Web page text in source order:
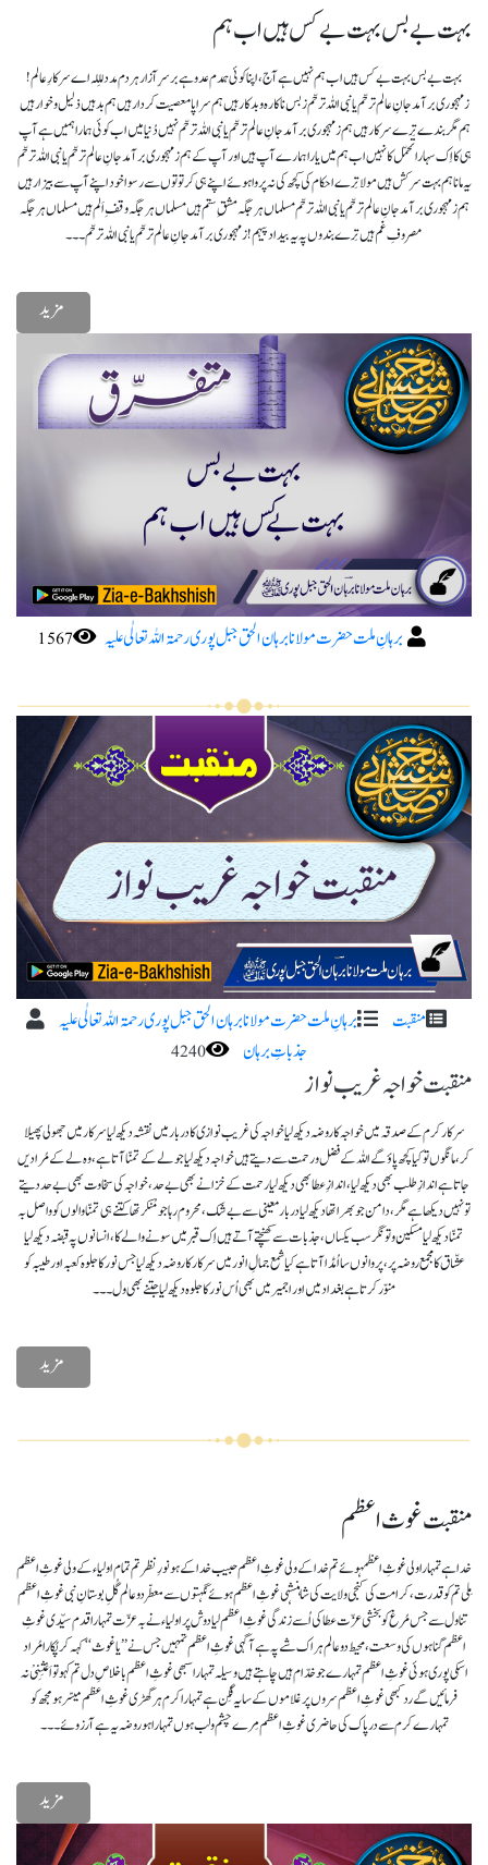
بہت بے بس بہت بے کس ہیں اب ہم
بہت بے بس بہت بے کس ہیں اب ہم نہیں ہے آج، اپنا کوئی ہمدم عدو ہے برسرِ آزار ہر دم مدد لِللہ اے سرکارِ عالم!
زمہجوری بر آمد جانِ عالم ترحّم یانبی اللہ ترحّم زبس ناکارہ و بدکار ہیں ہم سراپا معصیت کردار ہیں ہم بد ہیں ذلیل و خوار ہیں
ہم مگر بندے تِرے سرکار ہیں ہم زمہجوری بر آمد جانِ عالم ترحّم یانبی اللہ ترحّم نہیں دُنیا میں اب کوئی ہمارا ہمیں ہے آپ
ہی کا اِک سہارا تحمّل کا نہیں اب ہم میں یارا ہمارے آپ ہیں اور آپ کے ہم زمہجوری بر آمد جانِ عالم ترحّم یانبی اللہ ترحّم
یہ مانا ہم بہت سرکش ہیں مولا تِرے احکام کی کچھ کی نہ پروا ہوئے اپنے ہی کرتوتوں سے رسوا خود اپنے آپ سے بیزار ہیں
ہم زمہجوری بر آمد جانِ عالم ترحّم یانبی اللہ ترحّم مسلماں ہر جگہ مشقِ ستم ہیں مسلماں ہر جگہ وقفِ اَلم ہیں مسلماں ہر جگہ
مصروفِ غم ہیں تِرے بندوں پہ یہ بیداد پیہم! زمہجوری بر آمد جانِ عالم ترحّم یانبی اللہ ترحّم۔۔۔
مزید
برہانِ ملت حضرت مولانا برہان الحق جبل پوری رحمۃ اللہ تعا لٰی علیہ
منقبت
برہانِ ملت حضرت مولانا برہان الحق جبل پوری رحمۃ اللہ تعا لٰی علیہ
جذباتِ برہان
4240
منقبت خواجہ غریب نواز
سرکار کرم کے صدقہ میں خواجہ کا روضہ دیکھ لیا خواجہ کی غریب نوازی کا دربار میں نقشہ دیکھ لیا سرکار میں جھولی پھیلا
کر، مانگوں تو کیا کچھ پاؤ گے اللہ کے فضل و رحمت سے دیتے ہیں خواجہ دیکھ لیا جو لے کے تمنّا آتا ہے، وہ لے کے مُرادیں
جاتا ہے اندازِ طلب بھی دیکھ لیا، اندازِ عطا بھی دیکھ لیا رحمت کے خزانے بھی بے حد، خواجہ کی سخاوت بھی بے حد دیتے
تو نہیں دیکھا ہے مگر، دامن جو بھرا تھا دیکھ لیا دربار معینی سے بے شک، محروم رہا جو مُنکر تھا کتنے ہی تمنّا والوں کو واصل بہ
تمنّا دیکھ لیا مسکین و تونگر سب یکساں، جذبات سے کھنچتے آتے ہیں اِک قبر میں سونے والے کا، انسانوں پہ قبضہ دیکھ لیا
عشّاق کا مجمع روضہ پر، پروانوں سا اُمڈا آتا ہے کیا شمع جمالِ انور میں سرکار کا روضہ دیکھ لیا جس نور کا جلوہ کعبہ اور طیبہ کو
منوّر کرتا ہے بغداد میں اور اجمیر میں بھی اُس نور کا جلوہ دیکھ لیا جتنے بھی ول۔۔۔
مزید
منقبت غوث اعظم
خدا ہے تمہارا ولی غوثِ اعظمہوئے تم خدا کے ولی غوثِ اعظم حبیب خدا کے ہو نورِ نظر تم تمام اولیاء کے ولی غوثِ اعظم
مِلی تم کو قدرت، کرامت کی کنجی ولایت کی شاہنشہی غوثِ اعظم ہوئے نگہتوں سے معطّر دو عالم گُلِ بوستانِ نبی غوثِ اعظم
تناول سے جس مُرغ کو بخشی عزّت عطا کی اُسے زندگی غوثِ اعظم لیا دوش پر اولیاء نے بہ عزّت تمہارا قدم سیّدی غوثِ
اعظم گناہوں کی وسعت، محیط دو عالم ہر اک شے پہ ہے آگہی غوثِ اعظم تمہیں جس نے ’’یا غوث‘‘ کہہ کر پُکارا مُراد
اسکی پوری ہوئی غوثِ اعظم تمہارے جو خدّام ہیں چاہتے ہیں وسیلہ تمہارا سبھی غوثِ اعظم با خلاصِ دل تم کہو تو اَغثِنِیْ نہ
فرمائیں گے رد کبھی غوثِ اعظم سروں پر غلاموں کے سایہ فِگن ہے تمہارا کرم ہر گھڑی غوثِ اعظم میسّر ہو مجھ کو
تمہارے کرم سے در پاک کی حاضری غوثِ اعظم مِرے چشم و لب ہوں تمہارا ہو روضہ یہ ہے آرزوئے۔۔۔
مزید